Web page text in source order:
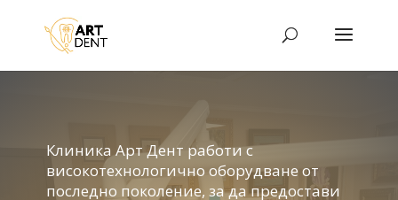
Клиника Арт Дент работи с
високотехнологично оборудване от
последно поколение, за да предостави